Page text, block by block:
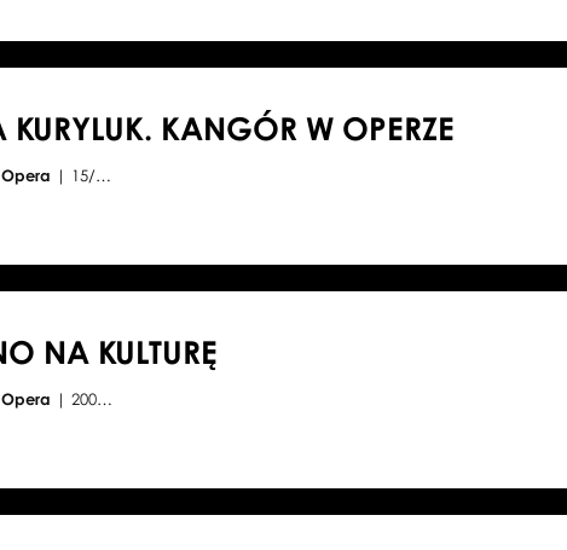
KURYLUK. KANGÓR W OPERZE
| 15/…
NA KULTURĘ
| 200…